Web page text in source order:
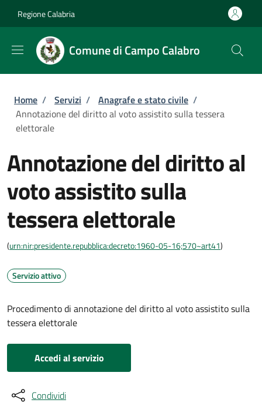
Regione Calabria
Comune di Campo Calabro
Briciole di pane
Home / Servizi / Anagrafe e stato civile /
Annotazione del diritto al voto assistito sulla tessera
elettorale
Annotazione del diritto al
voto assistito sulla
tessera elettorale
(urn:nir:presidente.repubblica:decreto:1960-05-16;570~art41)
Servizio attivo
Procedimento di annotazione del diritto al voto assistito sulla
tessera elettorale
Accedi al servizio
Condividi